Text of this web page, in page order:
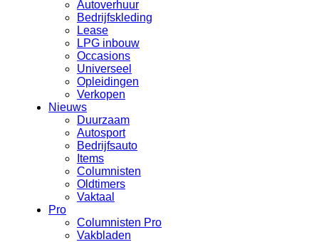
Autoverhuur
Bedrijfskleding
Lease
LPG inbouw
Occasions
Universeel
Opleidingen
Verkopen
Nieuws
Duurzaam
Autosport
Bedrijfsauto
Items
Columnisten
Oldtimers
Vaktaal
Pro
Columnisten Pro
Vakbladen